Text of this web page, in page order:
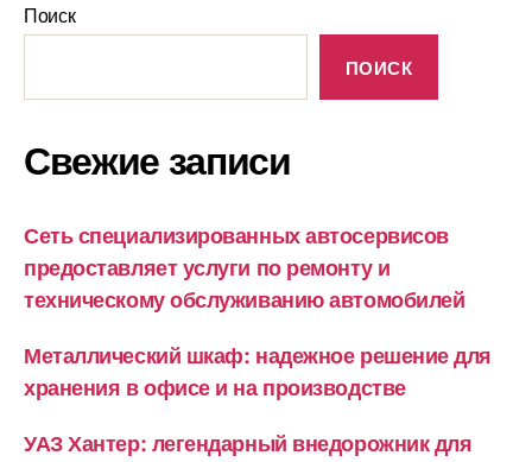
Поиск
ПОИСК
Свежие записи
Сеть специализированных автосервисов
предоставляет услуги по ремонту и
техническому обслуживанию автомобилей
Металлический шкаф: надежное решение для
хранения в офисе и на производстве
УАЗ Хантер: легендарный внедорожник для